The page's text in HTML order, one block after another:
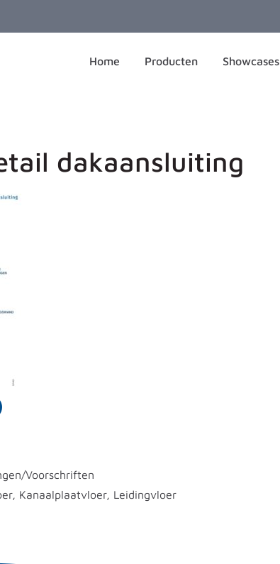
Home Producten Showcases
dakaansluiting
Voorschriften
Kanaalplaatvloer, Leidingvloer